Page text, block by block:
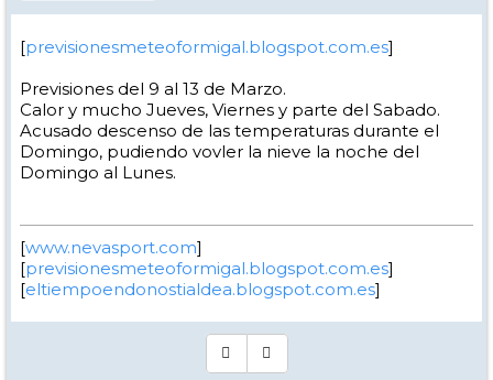
[previsionesmeteoformigal.blogspot.com.es]
Previsiones del 9 al 13 de Marzo.
Calor y mucho Jueves, Viernes y parte del Sabado.
Acusado descenso de las temperaturas durante el
Domingo, pudiendo vovler la nieve la noche del
Domingo al Lunes.
[www.nevasport.com]
[previsionesmeteoformigal.blogspot.com.es]
[eltiempoendonostialdea.blogspot.com.es]